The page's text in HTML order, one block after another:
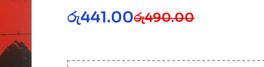
රු490.00
රු441.00